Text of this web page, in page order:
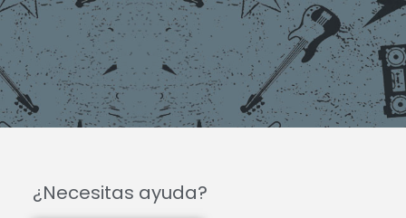
¿Necesitas ayuda?